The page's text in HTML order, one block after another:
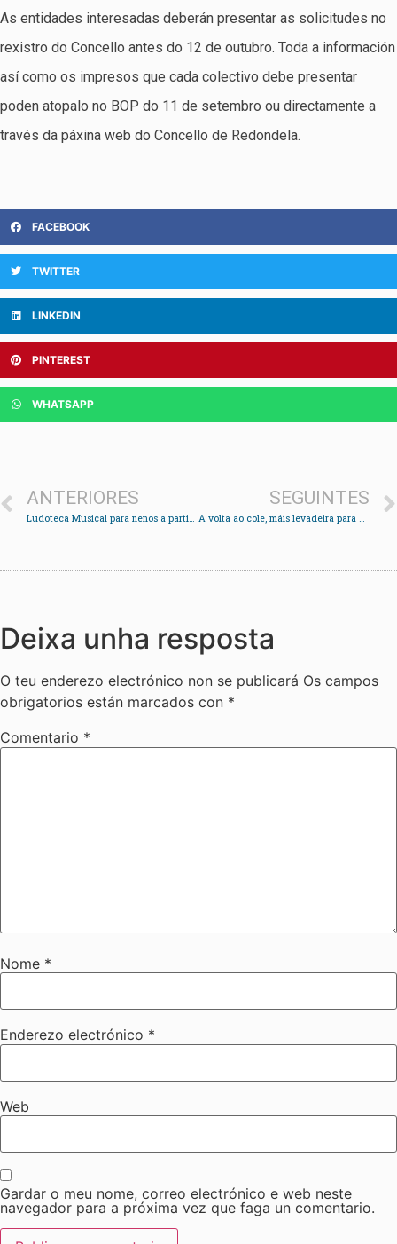
As entidades interesadas deberán presentar as solicitudes no
rexistro do Concello antes do 12 de outubro. Toda a información
así como os impresos que cada colectivo debe presentar
poden atopalo no BOP do 11 de setembro ou directamente a
través da páxina web do Concello de Redondela.
FACEBOOK
TWITTER
LINKEDIN
PINTEREST
WHATSAPP
ANTERIORES
Ludoteca Musical para nenos a partir de dous anos na Escola de música de Chapela
SEGUINTES
A volta ao cole, máis levadeira para os veciños de Saxamonde grazas á Comunidade de Montes
Deixa unha resposta
O teu enderezo electrónico non se publicará Os campos
obrigatorios están marcados con *
Comentario *
Nome *
Enderezo electrónico *
Web
Gardar o meu nome, correo electrónico e web neste
navegador para a próxima vez que faga un comentario.